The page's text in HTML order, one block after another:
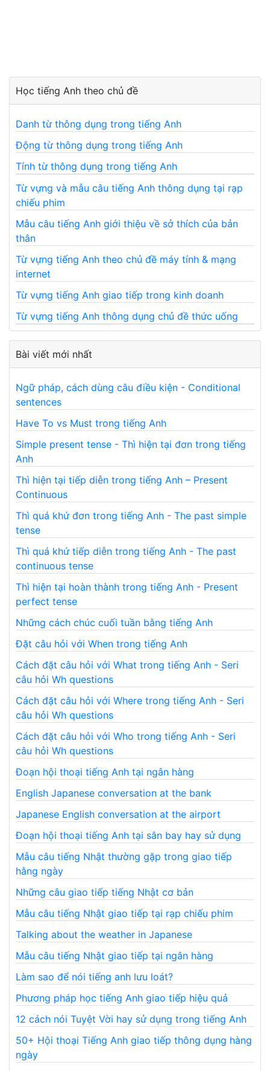
Học tiếng Anh theo chủ đề
Danh từ thông dụng trong tiếng Anh
Động từ thông dụng trong tiếng Anh
Tính từ thông dụng trong tiếng Anh
Từ vựng và mẫu câu tiếng Anh thông dụng tại rạp
chiếu phim
Mẫu câu tiếng Anh giới thiệu về sở thích của bản
thân
Từ vựng tiếng Anh theo chủ đề máy tính & mạng
internet
Từ vựng tiếng Anh giao tiếp trong kinh doanh
Từ vựng tiếng Anh thông dụng chủ đề thức uống
Bài viết mới nhất
Ngữ pháp, cách dùng câu điều kiện - Conditional
sentences
Have To vs Must trong tiếng Anh
Simple present tense - Thì hiện tại đơn trong tiếng
Anh
Thì hiện tại tiếp diễn trong tiếng Anh – Present
Continuous
Thì quá khứ đơn trong tiếng Anh - The past simple
tense
Thì quá khứ tiếp diễn trong tiếng Anh - The past
continuous tense
Thì hiện tại hoàn thành trong tiếng Anh - Present
perfect tense
Những cách chúc cuối tuần bằng tiếng Anh
Đặt câu hỏi với When trong tiếng Anh
Cách đặt câu hỏi với What trong tiếng Anh - Seri
câu hỏi Wh questions
Cách đặt câu hỏi với Where trong tiếng Anh - Seri
câu hỏi Wh questions
Cách đặt câu hỏi với Who trong tiếng Anh - Seri
câu hỏi Wh questions
Đoạn hội thoại tiếng Anh tại ngân hàng
English Japanese conversation at the bank
Japanese English conversation at the airport
Đoạn hội thoại tiếng Anh tại sân bay hay sử dụng
Mẫu câu tiếng Nhật thường gặp trong giao tiếp
hằng ngày
Những câu giao tiếp tiếng Nhật cơ bản
Mẫu câu tiếng Nhật giao tiếp tại rạp chiếu phim
Talking about the weather in Japanese
Mẫu câu tiếng Nhật giao tiếp tại ngân hàng
Làm sao để nói tiếng anh lưu loát?
Phương pháp học tiếng Anh giao tiếp hiệu quả
12 cách nói Tuyệt Vời hay sử dụng trong tiếng Anh
50+ Hội thoại Tiếng Anh giao tiếp thông dụng hàng
ngày